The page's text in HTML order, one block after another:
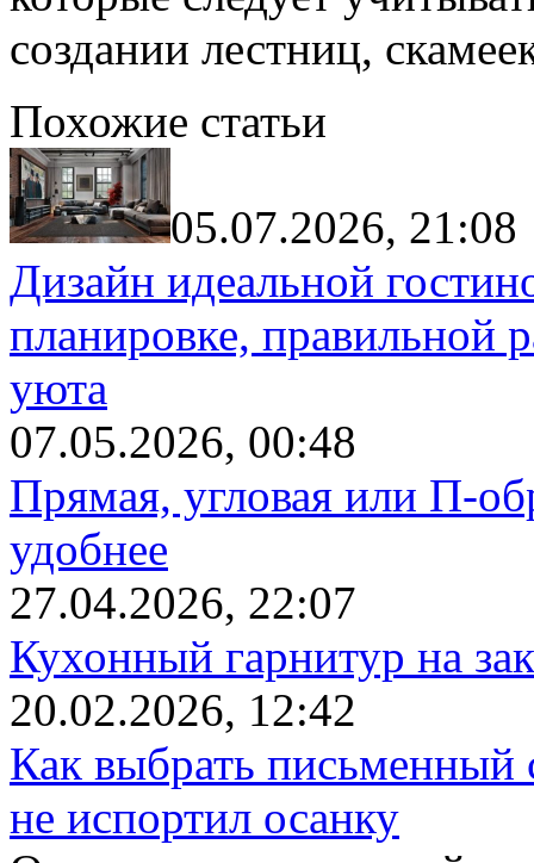
создании лестниц,
Похожие статьи
05.07.2026, 21:08
Дизайн идеальной
планировке, правильной
уюта
07.05.2026, 00:48
Прямая, угловая или П-
удобнее
27.04.2026, 22:07
Кухонный гарнитур на
20.02.2026, 12:42
Как выбрать письменный
не испортил осанку